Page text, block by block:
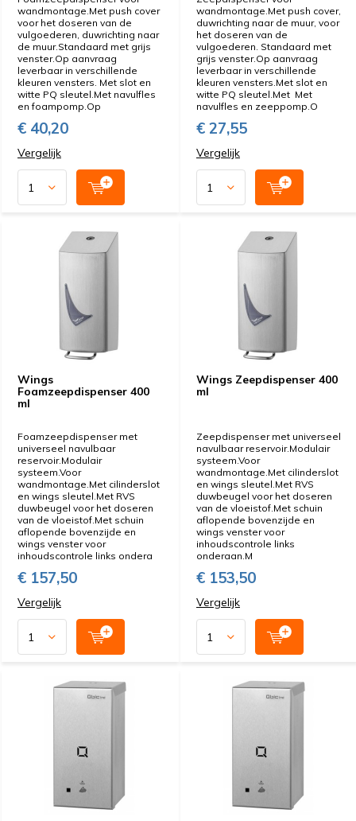
wandmontage.Met push cover
voor het doseren van de
vulgoederen, duwrichting naar
de muur.Standaard met grijs
venster.Op aanvraag
leverbaar in verschillende
kleuren vensters. Met slot en
witte PQ sleutel.Met navulfles
en foampomp.Op
€ 40,20
Vergelijk
wandmontage.Met push cover,
duwrichting naar de muur, voor
het doseren van de
vulgoederen. Standaard met
grijs venster.Op aanvraag
leverbaar in verschillende
kleuren vensters.Met slot en
witte PQ sleutel.Met Met
navulfles en zeeppomp.O
€ 27,55
Vergelijk
Wings
Foamzeepdispenser 400
ml
Foamzeepdispenser met
universeel navulbaar
reservoir.Modulair
systeem.Voor
wandmontage.Met cilinderslot
en wings sleutel.Met RVS
duwbeugel voor het doseren
van de vloeistof.Met schuin
aflopende bovenzijde en
wings venster voor
inhoudscontrole links ondera
€ 157,50
Vergelijk
Wings Zeepdispenser 400
ml
Zeepdispenser met universeel
navulbaar reservoir.Modulair
systeem.Voor
wandmontage.Met cilinderslot
en wings sleutel.Met RVS
duwbeugel voor het doseren
van de vloeistof.Met schuin
aflopende bovenzijde en
wings venster voor
inhoudscontrole links
onderaan.M
€ 153,50
Vergelijk